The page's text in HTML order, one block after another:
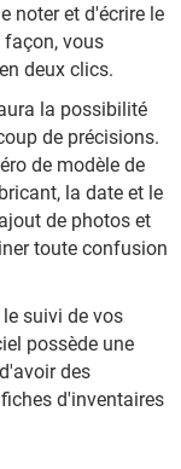
noter et d'écrire le
façon, vous
deux clics.
la possibilité
de précisions.
de modèle de
la date et le
de photos et
toute confusion
suivi de vos
possède une
des
d'inventaires